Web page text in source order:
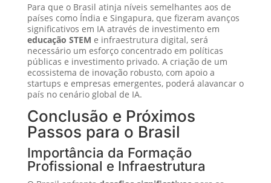
Para que o Brasil atinja níveis semelhantes aos de
países como Índia e Singapura, que fizeram avanços
significativos em IA através de investimento em
educação STEM e infraestrutura digital, será
necessário um esforço concentrado em políticas
públicas e investimento privado. A criação de um
ecossistema de inovação robusto, com apoio a
startups e empresas emergentes, poderá alavancar o
país no cenário global de IA.
Conclusão e Próximos
Passos para o Brasil
Importância da Formação
Profissional e Infraestrutura